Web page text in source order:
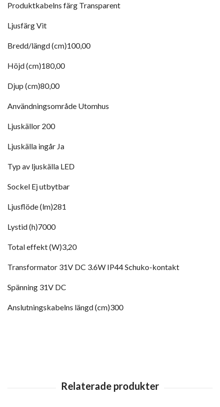
Produktkabelns färg Transparent
LjusfärgVit
Bredd/längd (cm)100,00
Höjd (cm)180,00
Djup (cm)80,00
Användningsområde Utomhus
Ljuskällor 200
Ljuskälla ingår Ja
Typ av ljuskälla LED
Sockel Ej utbytbar
Ljusflöde (lm)281
Lystid (h)7000
Total effekt (W)3,20
Transformator 31V DC 3.6W IP44 Schuko-kontakt
Spänning 31V DC
Anslutningskabelns längd (cm)300